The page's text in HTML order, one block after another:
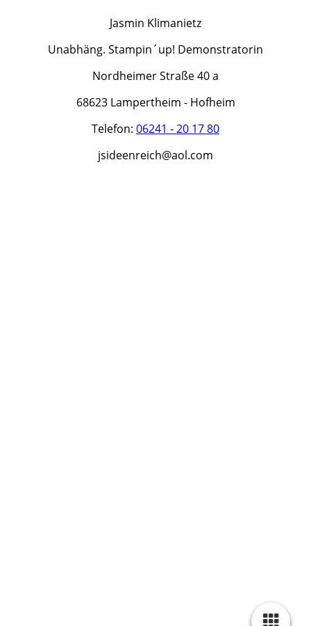
Jasmin Klimanietz
Unabhäng. Stampin´up! Demonstratorin
Nordheimer Straße 40 a
68623 Lampertheim - Hofheim
Telefon: 06241 - 20 17 80
jsideenreich@aol.com